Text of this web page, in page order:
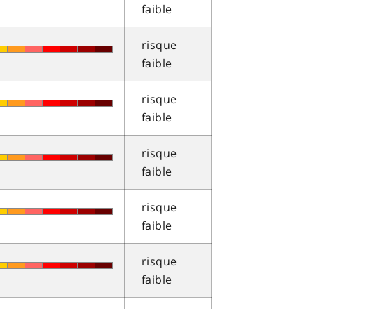
faible
risque
faible
risque
faible
risque
faible
risque
faible
risque
faible